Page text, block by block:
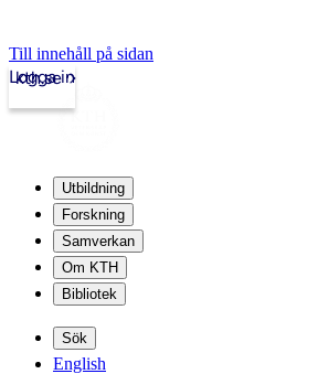
Till innehåll på sidan
kth.se
Logga in
Utbildning
Forskning
Samverkan
Om KTH
Bibliotek
Sök
English